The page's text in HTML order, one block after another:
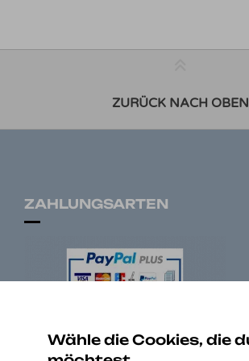
ZURÜCK NACH OBEN
ZAHLUNGSARTEN
Wähle die Cookies, die